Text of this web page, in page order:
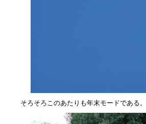
そろそろこのあたりも年末モードである。